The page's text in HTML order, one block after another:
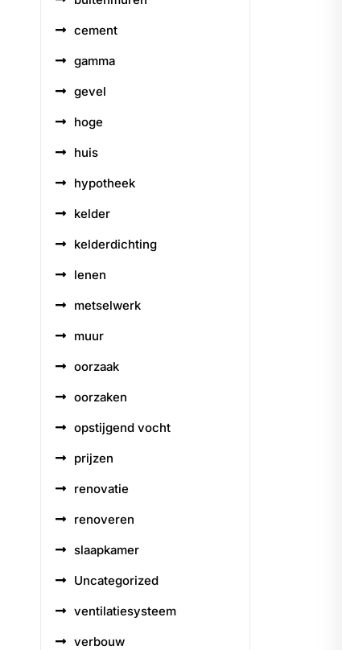
cement
gamma
gevel
hoge
huis
hypotheek
kelder
kelderdichting
lenen
metselwerk
muur
oorzaak
oorzaken
opstijgend vocht
prijzen
renovatie
renoveren
slaapkamer
Uncategorized
ventilatiesysteem
verbouw